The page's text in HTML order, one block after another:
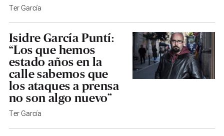
Ter García
Isidre García Puntí:
“Los que hemos
estado años en la
calle sabemos que
los ataques a prensa
no son algo nuevo”
Ter García